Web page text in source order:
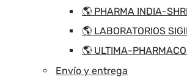
🌎 PHARMA INDIA-
🌎 LABORATORIOS
🌎 ULTIMA-
Envío y entrega